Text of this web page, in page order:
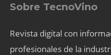
Sobre TecnoVino
Revista digital con
profesionales de la